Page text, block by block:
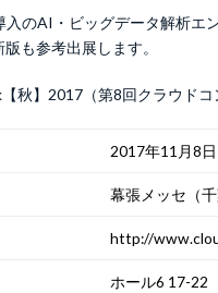
入のAI・ビッグデータ解析エ
も参考出展します。
秋】2017（第8回クラウドコ
2017年11月8日
幕張メッセ（千
http://
ホール6 17-22